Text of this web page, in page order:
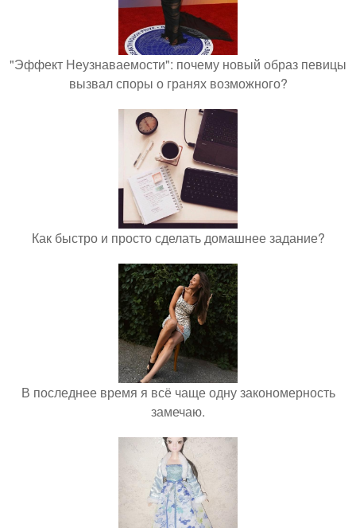
"Эффект Неузнаваемости": почему новый образ певицы
вызвал споры о гранях возможного?
Как быстро и просто сделать домашнее задание?
В последнее время я всё чаще одну закономерность
замечаю.